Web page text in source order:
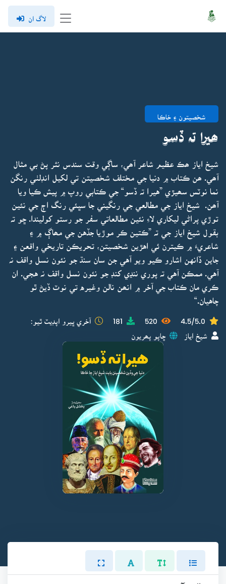
لاگ ان
شخصيتون ۽ خاڪا
ھيرا تہ ڏسو
شيخ اياز ھڪ عظيم شاعر آھي، ساڳي وقت سندس نثر پڻ بي مثال
آھي. ھن ڪتاب ۾ دنيا جي مختلف شخصيتن تي لکيل انڊلٺي رنگن
نما نوٽس سھيڙي ”هيرا تہ ڏسو“ جي ڪتابي روپ ۾ پيش ڪيا ويا
آھن. شيخ اياز جي مطالعي جي رنگيني جا سڀئي رنگ اڄ جي نئين
توڙي پراڻي ليکاري لاءِ نئين مطالعاتي سفر جو رستو کوليندا. ڇو تہ
بقول شيخ اياز جي تہ ”ڪتين ڪر موڙيا جڏهن جي مھاڳ ۾ ۽
شاعريءَ ۾ ڪيترن ئي اهڙين شخصيتن، تحريڪن تاريخي واقعن ۽
جاين ڏانهن اشارو ڪيو ويو آهي جن سان سنڌ جو نئون نسل واقف نہ
آهي. ممڪن آهي تہ پوري ننڍي کنڊ جو نئون نسل واقف نہ هجي. ان
ڪري مان ڪتاب جي آخر ۾ انھن نالن وغيره تي نوٽ ڏيڻ ٿو
چاهيان.“
4.5/5.0
520
181 آخري ڀيرو اپڊيٽ ٿيو:
شيخ اياز ڇاپو پھريون